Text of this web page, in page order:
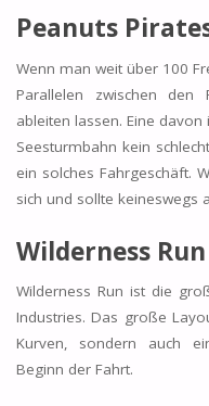
Peanuts
Wenn man weit über 100
Parallelen zwischen
ableiten lassen. Eine
Seesturmbahn kein
ein solches Fahrgeschäft.
sich und sollte keineswegs
Wilderness Run
Wilderness Run ist die
Industries. Das große
Kurven, sondern auch
Beginn der Fahrt.